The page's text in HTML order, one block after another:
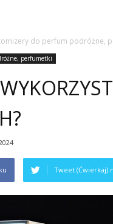
do perfum podróżne,
perfumetki
Tweet (Ćwierkaj)